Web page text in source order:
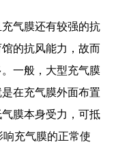
气膜还有较强的抗
的抗风能力，故而
一般，大型充气膜
在充气膜外面布置
膜本身受力，可抵
充气膜的正常使